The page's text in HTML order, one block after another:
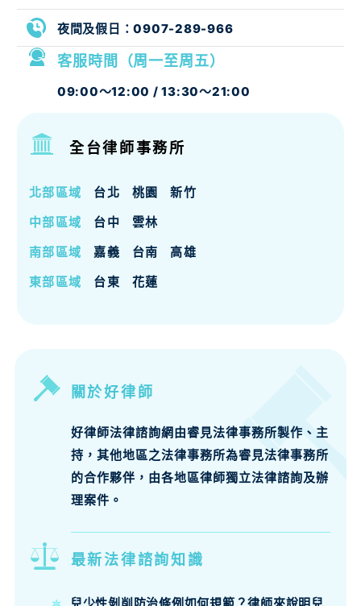
關於好律師
好律師法律諮詢網由睿見法律事務所製作、主
持，其他地區之法律事務所為睿見法律事務所
的合作夥伴，由各地區律師獨立法律諮詢及辦
理案件。
最新法律諮詢知識
客服時間（周一至周五）
09:00～12:00 / 13:30～21:00
夜間及假日：0907-289-966
全台律師事務所
北部區域 台北 桃園 新竹
南部區域 嘉義 台南 高雄
中部區域 台中 雲林
東部區域 台東 花蓮